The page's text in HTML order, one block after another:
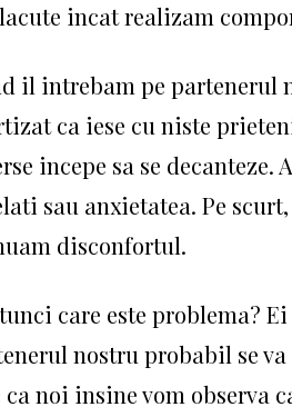
incat realizam
il intrebam pe partenerul
ca iese cu niste
incepe sa se decanteze.
sau anxietatea. Pe
disconfortul.
care este problema?
nostru probabil se
ca noi insine vom observa